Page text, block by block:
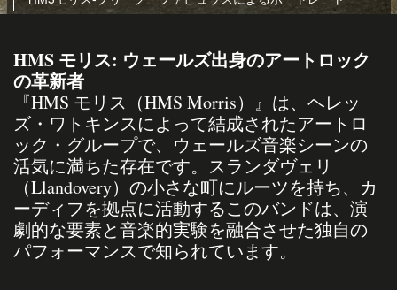
HMS モリス: ウェールズ出身のアートロック
の革新者
『HMS モリス（HMS Morris）』は、ヘレッ
ズ・ワトキンスによって結成されたアートロ
ック・グループで、ウェールズ音楽シーンの
活気に満ちた存在です。スランダヴェリ
（Llandovery）の小さな町にルーツを持ち、カ
ーディフを拠点に活動するこのバンドは、演
劇的な要素と音楽的実験を融合させた独自の
パフォーマンスで知られています。